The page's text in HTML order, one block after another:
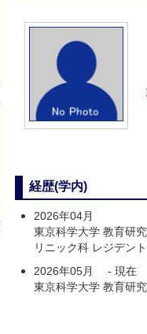
経歴(学内)
2026年04月
東京科学大学 教育研
リニック科 レジデント
2026年05月
- 現在
東京科学大学 教育研